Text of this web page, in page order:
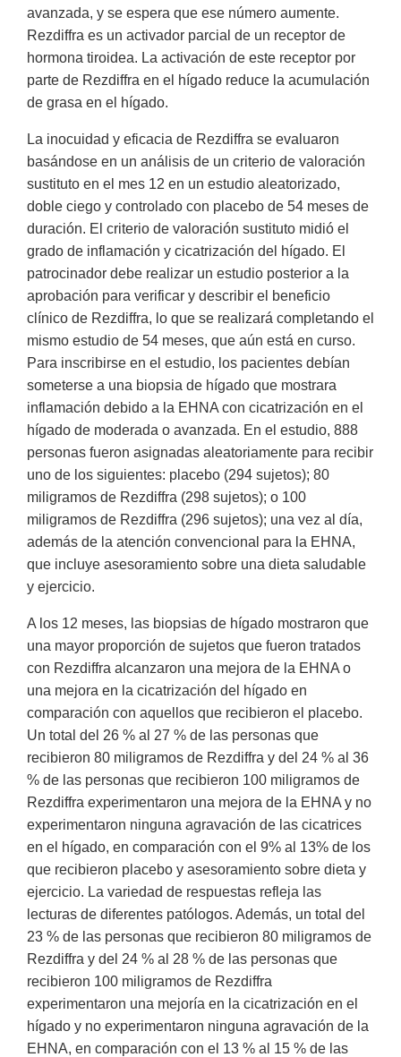
avanzada, y se espera que ese número aumente.
Rezdiffra es un activador parcial de un receptor de
hormona tiroidea. La activación de este receptor por
parte de Rezdiffra en el hígado reduce la acumulación
de grasa en el hígado.
La inocuidad y eficacia de Rezdiffra se evaluaron
basándose en un análisis de un criterio de valoración
sustituto en el mes 12 en un estudio aleatorizado,
doble ciego y controlado con placebo de 54 meses de
duración. El criterio de valoración sustituto midió el
grado de inflamación y cicatrización del hígado. El
patrocinador debe realizar un estudio posterior a la
aprobación para verificar y describir el beneficio
clínico de Rezdiffra, lo que se realizará completando el
mismo estudio de 54 meses, que aún está en curso.
Para inscribirse en el estudio, los pacientes debían
someterse a una biopsia de hígado que mostrara
inflamación debido a la EHNA con cicatrización en el
hígado de moderada o avanzada. En el estudio, 888
personas fueron asignadas aleatoriamente para recibir
uno de los siguientes: placebo (294 sujetos); 80
miligramos de Rezdiffra (298 sujetos); o 100
miligramos de Rezdiffra (296 sujetos); una vez al día,
además de la atención convencional para la EHNA,
que incluye asesoramiento sobre una dieta saludable
y ejercicio.
A los 12 meses, las biopsias de hígado mostraron que
una mayor proporción de sujetos que fueron tratados
con Rezdiffra alcanzaron una mejora de la EHNA o
una mejora en la cicatrización del hígado en
comparación con aquellos que recibieron el placebo.
Un total del 26 % al 27 % de las personas que
recibieron 80 miligramos de Rezdiffra y del 24 % al 36
% de las personas que recibieron 100 miligramos de
Rezdiffra experimentaron una mejora de la EHNA y no
experimentaron ninguna agravación de las cicatrices
en el hígado, en comparación con el 9% al 13% de los
que recibieron placebo y asesoramiento sobre dieta y
ejercicio. La variedad de respuestas refleja las
lecturas de diferentes patólogos. Además, un total del
23 % de las personas que recibieron 80 miligramos de
Rezdiffra y del 24 % al 28 % de las personas que
recibieron 100 miligramos de Rezdiffra
experimentaron una mejoría en la cicatrización en el
hígado y no experimentaron ninguna agravación de la
EHNA, en comparación con el 13 % al 15 % de las